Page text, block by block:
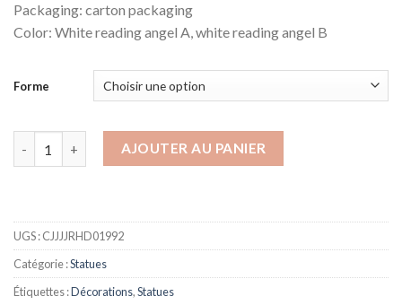
Packaging: carton packaging
Color: White reading angel A, white reading angel B
Forme
quantité de Statue Ange Lettra
AJOUTER AU PANIER
UGS :CJJJJRHD01992
Catégorie :Statues
Étiquettes :Décorations,Statues